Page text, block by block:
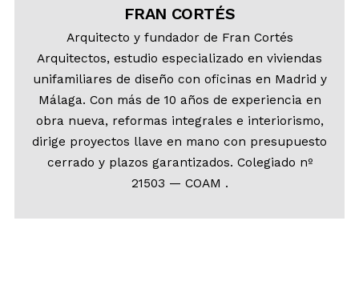
FRAN CORTÉS
Arquitecto y fundador de Fran Cortés
Arquitectos, estudio especializado en viviendas
unifamiliares de diseño con oficinas en Madrid y
Málaga. Con más de 10 años de experiencia en
obra nueva, reformas integrales e interiorismo,
dirige proyectos llave en mano con presupuesto
cerrado y plazos garantizados. Colegiado nº
21503 — COAM .